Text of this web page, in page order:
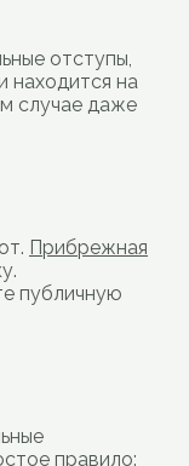
отступы,
находится на
случае даже
Прибрежная
публичную
правило: